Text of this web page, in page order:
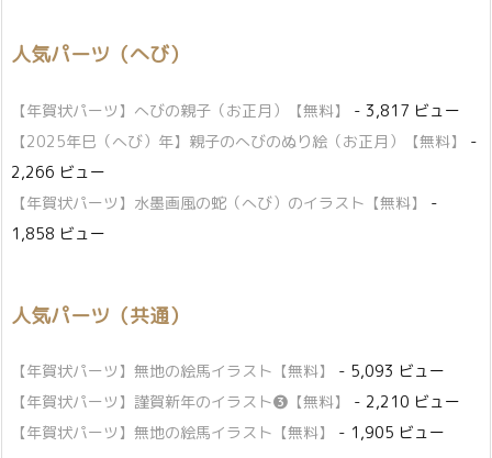
人気パーツ（へび）
【年賀状パーツ】へびの親子（お正月）【無料】
- 3,817 ビュー
【2025年巳（へび）年】親子のへびのぬり絵（お正月）【無料】
-
2,266 ビュー
【年賀状パーツ】水墨画風の蛇（へび）のイラスト【無料】
-
1,858 ビュー
人気パーツ（共通）
【年賀状パーツ】無地の絵馬イラスト【無料】
- 5,093 ビュー
【年賀状パーツ】謹賀新年のイラスト❸【無料】
- 2,210 ビュー
【年賀状パーツ】無地の絵馬イラスト【無料】
- 1,905 ビュー